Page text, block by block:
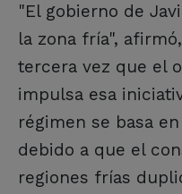
"El gobierno de
la zona fría",
tercera vez que el
impulsa esa
régimen se basa
debido a que el
regiones frías